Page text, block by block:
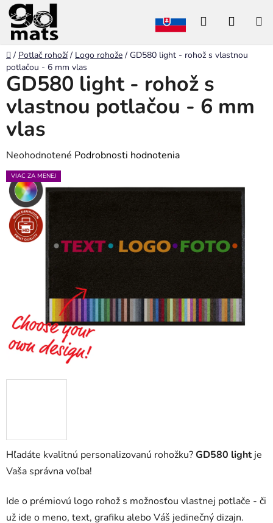
Prejsť
na
obsah
Hľadať
Domov
/ Potlač rohoží / Logo rohože / GD580 light - rohož s vlastnou
potlačou - 6 mm vlas
Hľadáte kvalitnú personalizovanú rohožku?GD580 lightje
Vaša správna voľba!
Ide o prémiovú logo rohož s možnosťou vlastnej potlače - či
už ide o meno, text, grafiku alebo Váš jedinečný dizajn.
GD580 light - rohož s
vlastnou potlačou - 6 mm
vlas
Priemerné
hodnotenie
produktu
je
0,0
hviezdičiek.
Neohodnotené Podrobnosti hodnotenia
VIAC ZA MENEJ